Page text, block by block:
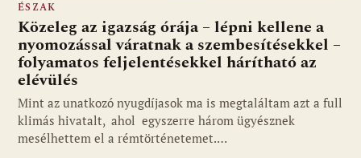
ÉSZAK
Közeleg az igazság órája – lépni kellene a
nyomozással váratnak a szembesítésekkel –
folyamatos feljelentésekkel hárítható az
elévülés
Mint az unatkozó nyugdíjasok ma is megtaláltam azt a full
klimás hivatalt, ahol egyszerre három ügyésznek
mesélhettem el a rémtörténetemet.…